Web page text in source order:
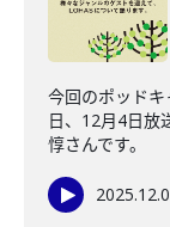
今回のポッド
日、12月4日放
惇さんです。